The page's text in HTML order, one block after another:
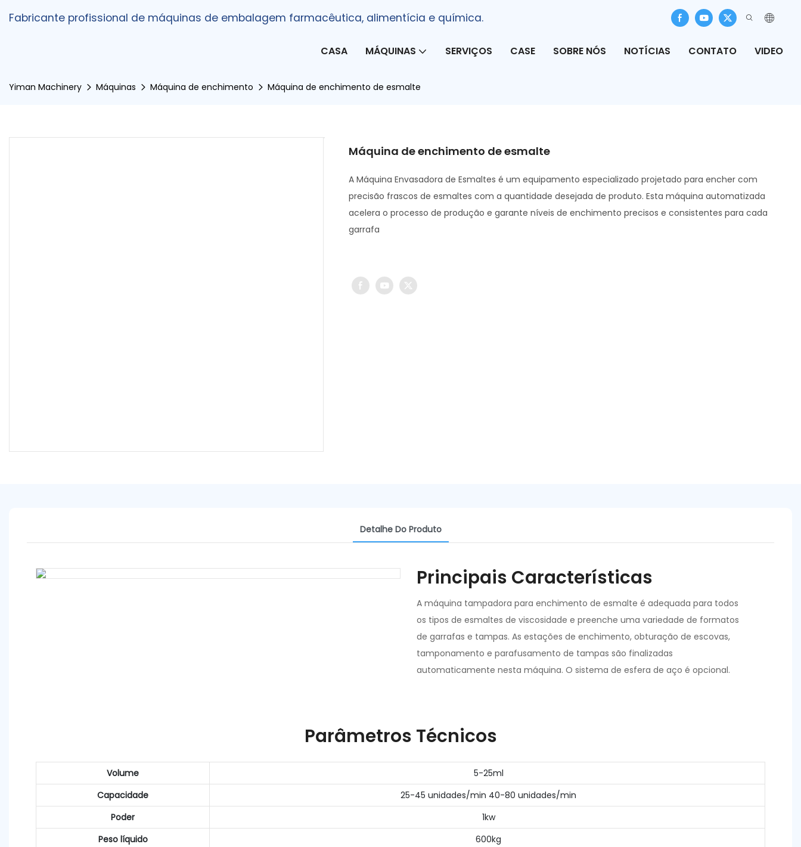
Fabricante profissional de máquinas de embalagem farmacêutica, alimentícia e química.
CASA MÁQUINAS SERVIÇOS CASE SOBRE NÓS NOTÍCIAS CONTATO VIDEO
Yiman Machinery Máquinas Máquina de enchimento Máquina de enchimento de esmalte
Máquina de enchimento de esmalte
A Máquina Envasadora de Esmaltes é um equipamento especializado projetado para encher com
precisão frascos de esmaltes com a quantidade desejada de produto. Esta máquina automatizada
acelera o processo de produção e garante níveis de enchimento precisos e consistentes para cada
garrafa
Detalhe Do Produto
Principais Características
A máquina tampadora para enchimento de esmalte é adequada para todos
os tipos de esmaltes de viscosidade e preenche uma variedade de formatos
de garrafas e tampas. As estações de enchimento, obturação de escovas,
tamponamento e parafusamento de tampas são finalizadas
automaticamente nesta máquina. O sistema de esfera de aço é opcional.
Parâmetros Técnicos
Volume
5-25ml
Capacidade
25-45 unidades/min 40-80 unidades/min
Poder
1kw
Peso líquido
600kg